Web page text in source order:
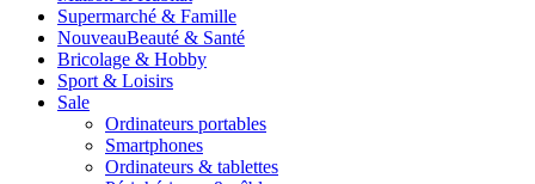
Supermarché & Famille
NouveauBeauté & Santé
Bricolage & Hobby
Sport & Loisirs
Sale
Ordinateurs portables
Smartphones
Ordinateurs & tablettes